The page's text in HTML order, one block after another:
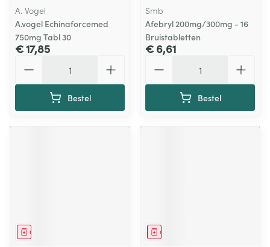
A. Vogel
A.vogel Echinaforcemed
750mg Tabl 30
€ 17,85
Bestel
Smb
Afebryl 200mg/300mg - 16
Bruistabletten
€ 6,61
Bestel
Geneesmiddel Geneesmiddel